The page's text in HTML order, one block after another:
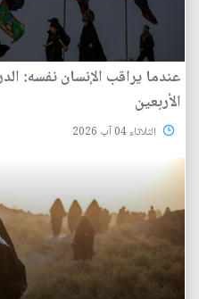
عندما يراقب الإنسان نفسه:
الأربعين
الثلاثاء 04 آب 2026